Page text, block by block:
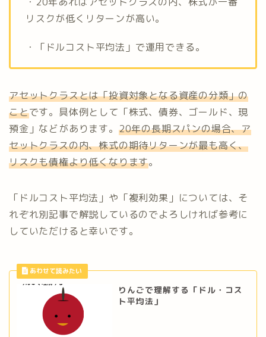
リスクが低くリターンが高い。
・「ドルコスト平均法」で運用できる。
アセットクラスとは「投資対象となる資産の分類」の
ことです。具体例として「株式、債券、ゴールド、現
預金」などがあります。 20年の長期スパンの場合、ア
セットクラスの内、株式の期待リターンが最も高く、
リスクも債権より低くなります。
「ドルコスト平均法」や「複利効果」については、そ
れぞれ別記事で解説しているのでよろしければ参考に
していただけると幸いです。
りんごで理解する「ドル・コス
ト平均法」